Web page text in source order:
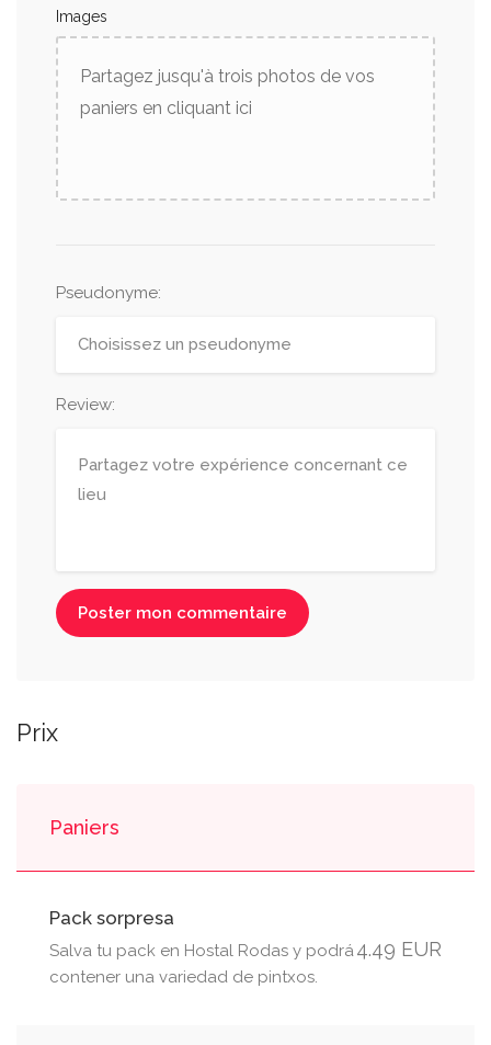
Images
Partagez jusqu'à trois photos de vos
paniers en cliquant ici
Pseudonyme:
Review:
Poster mon commentaire
Prix
Paniers
Pack sorpresa
Salva tu pack en Hostal Rodas y podrá
contener una variedad de pintxos.
4.49 EUR